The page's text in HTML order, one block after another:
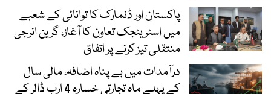
پاکستان اور ڈنمارک کا توانائی کے شعبے
میں اسٹریٹجک تعاون کا آغاز، گرین انرجی
منتقلی تیز کرنے پر اتفاق
درآمدات میں بے پناہ اضافہ، مالی سال
کے پہلے ماہ تجارتی خسارہ 4 ارب ڈالر کے